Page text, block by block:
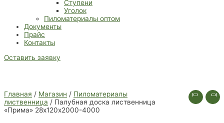
Ступени
Уголок
Пиломатериалы оптом
Документы
Прайс
Контакты
Оставить заявку
Главная / Магазин / Пиломатериалы
лиственница / Палубная доска лиственница
«Прима» 28х120х2000-4000